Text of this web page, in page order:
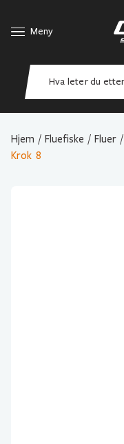
Meny
Hjem / Fluefiske / Fluer /
Krok 8